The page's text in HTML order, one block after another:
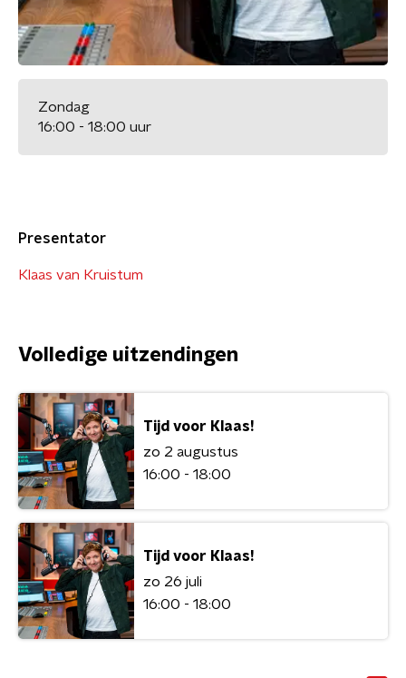
Zondag
16:00 - 18:00 uur
Presentator
Klaas van Kruistum
Volledige uitzendingen
Tijd voor Klaas!
zo 2 augustus
16:00 - 18:00
Tijd voor Klaas!
zo 26 juli
16:00 - 18:00